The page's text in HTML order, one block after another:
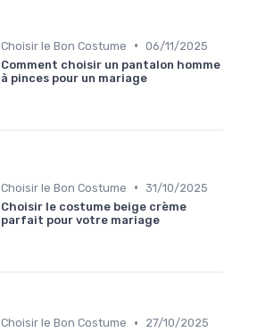
Choisir le Bon Costume • 06/11/2025
Comment choisir un pantalon homme
à pinces pour un mariage
Choisir le Bon Costume • 31/10/2025
Choisir le costume beige crème
parfait pour votre mariage
Choisir le Bon Costume •
27/10/2025